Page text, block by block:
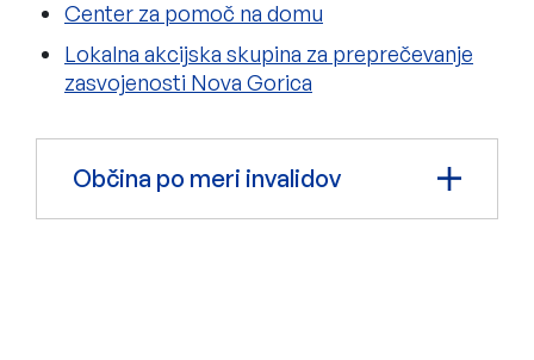
Center za pomoč na domu
Lokalna akcijska skupina za preprečevanje
zasvojenosti Nova Gorica
Občina po meri invalidov